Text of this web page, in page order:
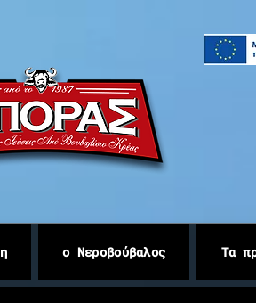
ο Νεροβούβαλος Τα